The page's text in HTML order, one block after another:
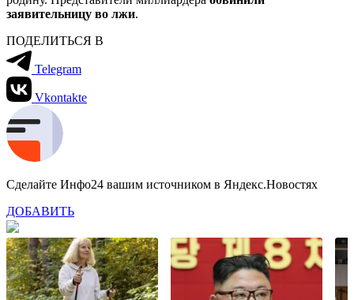
заявительницу во лжи.
ПОДЕЛИТЬСЯ В
Telegram
Vkontakte
Сделайте Инфо24 вашим источником в Яндекс.Новостях
ДОБАВИТЬ